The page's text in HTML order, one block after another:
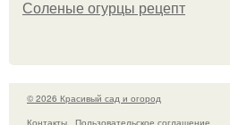
Соленые огурцы рецепт
© 2026 Красивый сад и огород
Контакты
Пользовательское соглашение